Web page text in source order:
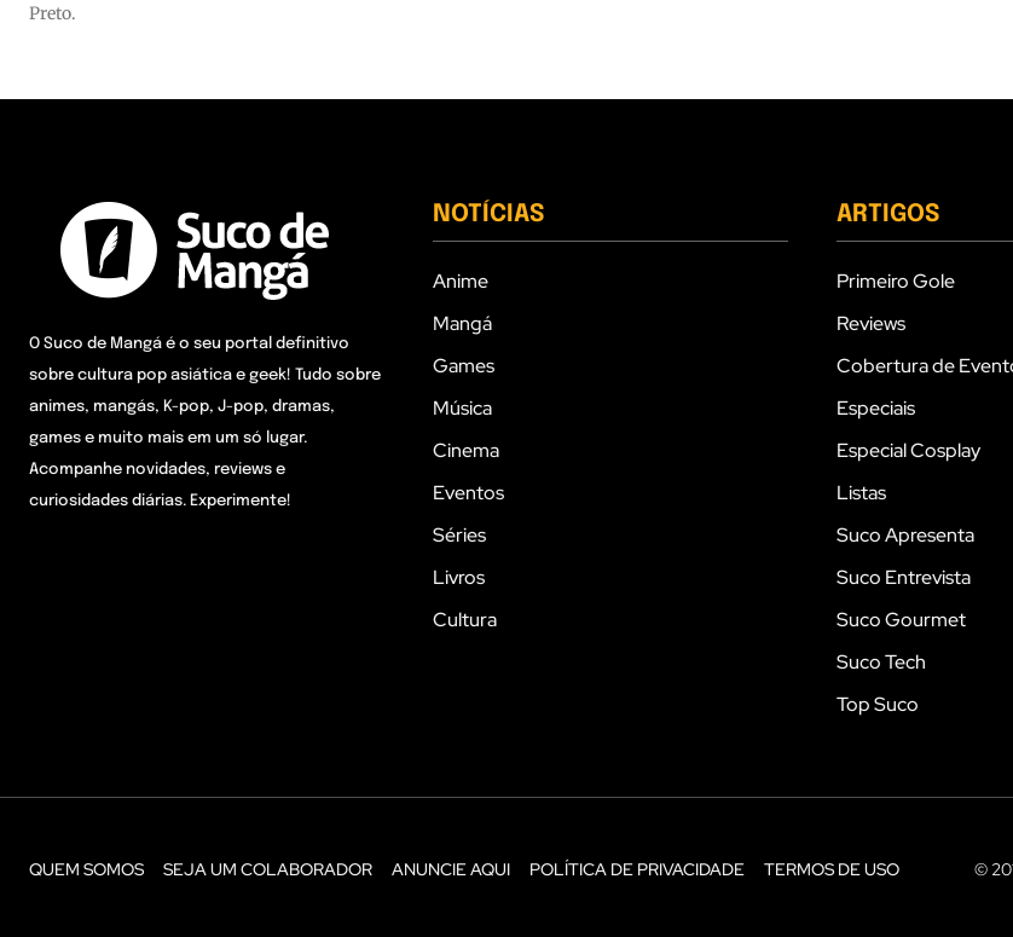
Preto.
O Suco de Mangá é o seu portal definitivo
sobre cultura pop asiática e geek! Tudo sobre
animes, mangás, K-pop, J-pop, dramas,
games e muito mais em um só lugar.
Acompanhe novidades, reviews e
curiosidades diárias. Experimente!
NOTÍCIAS
Anime
Mangá
Games
Música
Cinema
Eventos
Séries
Livros
Cultura
ARTIGOS
Primeiro Gole
Reviews
Cobertura de
Especiais
Especial Cosplay
Listas
Suco Apresenta
Suco Entrevista
Suco Gourmet
Suco Tech
Top Suco
QUEM SOMOS SEJA UM COLABORADOR ANUNCIE AQUI POLÍTICA DE PRIVACIDADE TERMOS DE USO ©